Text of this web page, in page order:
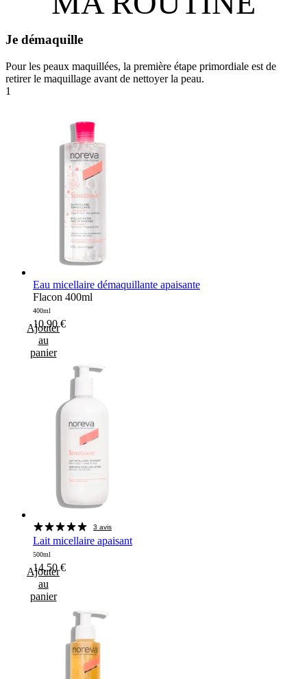
Je démaquille
Pour les peaux maquillées, la première étape primordiale est de
retirer le maquillage avant de nettoyer la peau.
1
Eau micellaire démaquillante apaisante
Flacon 400ml
400ml
10,90€
Ajouter
au
panier
3 avis
Lait micellaire apaisant
500ml
14,50€
Ajouter
au
panier